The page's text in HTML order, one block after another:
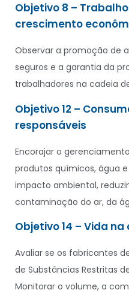
Objetivo 8 –
crescimento
Observar a promoção de
seguros e a garantia da
trabalhadores na cadeia
Objetivo 12 –
responsáveis
Encorajar o
produtos químicos, água
impacto ambiental,
contaminação do ar, da
Objetivo 14 – Vida na
Avaliar se os fabricantes
de Substâncias Restritas
Monitorar o volume, a